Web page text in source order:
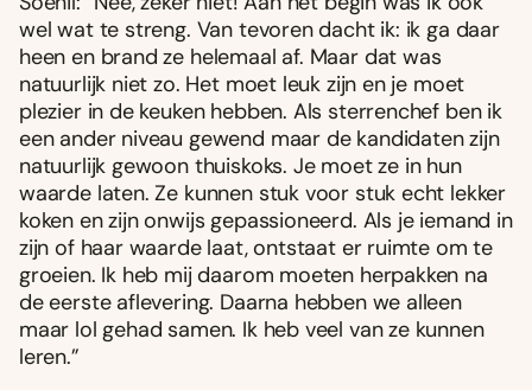
wel wat te streng. Van tevoren dacht ik: ik ga daar
heen en brand ze helemaal af. Maar dat was
natuurlijk niet zo. Het moet leuk zijn en je moet
plezier in de keuken hebben. Als sterrenchef ben ik
een ander niveau gewend maar de kandidaten zijn
natuurlijk gewoon thuiskoks. Je moet ze in hun
waarde laten. Ze kunnen stuk voor stuk echt lekker
koken en zijn onwijs gepassioneerd. Als je iemand in
zijn of haar waarde laat, ontstaat er ruimte om te
groeien. Ik heb mij daarom moeten herpakken na
de eerste aflevering. Daarna hebben we alleen
maar lol gehad samen. Ik heb veel van ze kunnen
leren.”